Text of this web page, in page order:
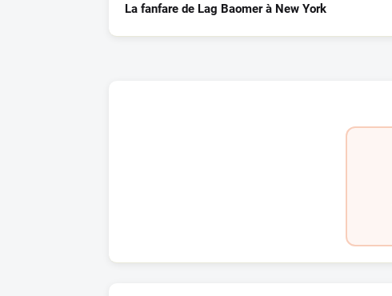
La fanfare de Lag Baomer à New York